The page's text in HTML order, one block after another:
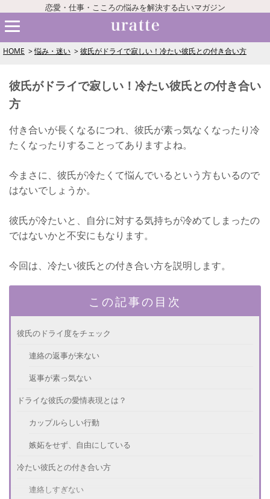
恋愛・仕事・こころの悩みを解決する占いマガジン
HOME 悩み・迷い 彼氏がドライで寂しい！冷たい彼氏との付き合い方
彼氏がドライで寂しい！冷たい彼氏との付き合い
方
付き合いが長くなるにつれ、彼氏が素っ気なくなったり冷
たくなったりすることってありますよね。
今まさに、彼氏が冷たくて悩んでいるという方もいるので
はないでしょうか。
彼氏が冷たいと、自分に対する気持ちが冷めてしまったの
ではないかと不安にもなります。
今回は、冷たい彼氏との付き合い方を説明します。
この記事の目次
彼氏のドライ度をチェック
連絡の返事が来ない
返事が素っ気ない
ドライな彼氏の愛情表現とは？
カップルらしい行動
嫉妬をせず、自由にしている
冷たい彼氏との付き合い方
連絡しすぎない